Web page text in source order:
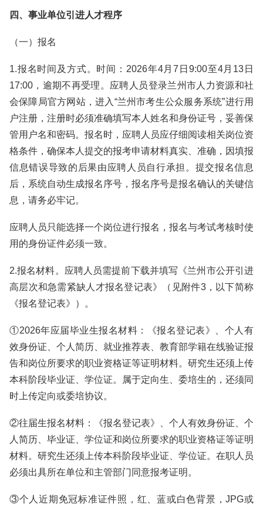
四、事业单位引进人才程序
（一）报名
1.报名时间及方式。时间：2026年4月7日9:00至4月13日
17:00，逾期不再受理。应聘人员登录兰州市人力资源和社
会保障局官方网站，进入“兰州市考生公众服务系统”进行用
户注册，注册时必须准确填写本人姓名和身份证号，妥善保
管用户名和密码。报名时，应聘人员应仔细阅读相关岗位资
格条件，确保本人提交的报考申请材料真实、准确，因填报
信息错误导致的后果由应聘人员自行承担。提交报名信息
后，系统自动生成报名序号，报名序号是报名确认的关键信
息，请务必牢记。
应聘人员只能选择一个岗位进行报名，报名与考试考核时使
用的身份证件必须一致。
2.报名材料。应聘人员需提前下载并填写《兰州市公开引进
高层次和急需紧缺人才报名登记表》（见附件3，以下简称
《报名登记表》）。
①2026年应届毕业生报名材料：《报名登记表》、个人有
效身份证、个人简历、就业推荐表、教育部学籍在线验证报
告和岗位所要求的职业资格证等证明材料。研究生还须上传
本科阶段毕业证、学位证。属于定向生、委培生的，还须同
时上传定向或委培协议。
②往届生报名材料：《报名登记表》、个人有效身份证、个
人简历、毕业证、学位证和岗位所要求的职业资格证等证明
材料。研究生还须上传本科阶段毕业证、学位证。在职人员
必须出具所在单位和主管部门同意报考证明。
③个人近期免冠标准证件照，红、蓝或白色背景，JPG或